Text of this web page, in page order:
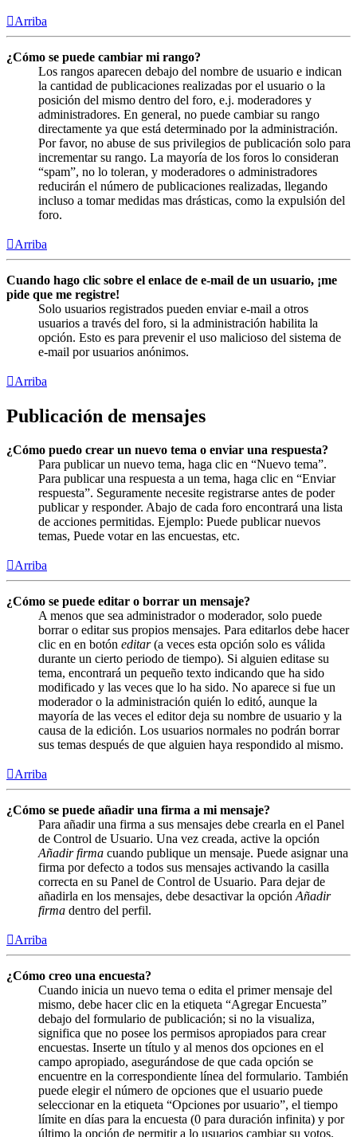
Arriba
¿Cómo se puede cambiar mi rango?
Los rangos aparecen debajo del nombre de usuario e indican
la cantidad de publicaciones realizadas por el usuario o la
posición del mismo dentro del foro, e.j. moderadores y
administradores. En general, no puede cambiar su rango
directamente ya que está determinado por la administración.
Por favor, no abuse de sus privilegios de publicación solo para
incrementar su rango. La mayoría de los foros lo consideran
“spam”, no lo toleran, y moderadores o administradores
reducirán el número de publicaciones realizadas, llegando
incluso a tomar medidas mas drásticas, como la expulsión del
foro.
Arriba
Cuando hago clic sobre el enlace de e-mail de un usuario, ¡me
pide que me registre!
Solo usuarios registrados pueden enviar e-mail a otros
usuarios a través del foro, si la administración habilita la
opción. Esto es para prevenir el uso malicioso del sistema de
e-mail por usuarios anónimos.
Arriba
Publicación de mensajes
¿Cómo puedo crear un nuevo tema o enviar una respuesta?
Para publicar un nuevo tema, haga clic en “Nuevo tema”.
Para publicar una respuesta a un tema, haga clic en “Enviar
respuesta”. Seguramente necesite registrarse antes de poder
publicar y responder. Abajo de cada foro encontrará una lista
de acciones permitidas. Ejemplo: Puede publicar nuevos
temas, Puede votar en las encuestas, etc.
Arriba
¿Cómo se puede editar o borrar un mensaje?
A menos que sea administrador o moderador, solo puede
borrar o editar sus propios mensajes. Para editarlos debe hacer
clic en en botón editar(a veces esta opción solo es válida
durante un cierto periodo de tiempo). Si alguien editase su
tema, encontrará un pequeño texto indicando que ha sido
modificado y las veces que lo ha sido. No aparece si fue un
moderador o la administración quién lo editó, aunque la
mayoría de las veces el editor deja su nombre de usuario y la
causa de la edición. Los usuarios normales no podrán borrar
sus temas después de que alguien haya respondido al mismo.
Arriba
¿Cómo se puede añadir una firma a mi mensaje?
Para añadir una firma a sus mensajes debe crearla en el Panel
de Control de Usuario. Una vez creada, active la opción
Añadir firma cuando publique un mensaje. Puede asignar una
firma por defecto a todos sus mensajes activando la casilla
correcta en su Panel de Control de Usuario. Para dejar de
añadirla en los mensajes, debe desactivar la opción Añadir
firma dentro del perfil.
Arriba
¿Cómo creo una encuesta?
Cuando inicia un nuevo tema o edita el primer mensaje del
mismo, debe hacer clic en la etiqueta “Agregar Encuesta”
debajo del formulario de publicación; si no la visualiza,
significa que no posee los permisos apropiados para crear
encuestas. Inserte un título y al menos dos opciones en el
campo apropiado, asegurándose de que cada opción se
encuentre en la correspondiente línea del formulario. También
puede elegir el número de opciones que el usuario puede
seleccionar en la etiqueta “Opciones por usuario”, el tiempo
límite en días para la encuesta (0 para duración infinita) y por
último la opción de permitir a lo usuarios cambiar su votos.